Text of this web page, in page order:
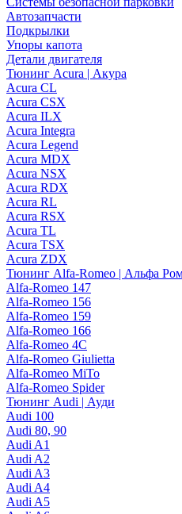
Автозапчасти
Подкрылки
Упоры капота
Детали двигателя
Тюнинг Acura | Акура
Acura CL
Acura CSX
Acura ILX
Acura Integra
Acura Legend
Acura MDX
Acura NSX
Acura RDX
Acura RL
Acura RSX
Acura TL
Acura TSX
Acura ZDX
Тюнинг Alfa-Romeo | Альфа
Alfa-Romeo 147
Alfa-Romeo 156
Alfa-Romeo 159
Alfa-Romeo 166
Alfa-Romeo 4C
Alfa-Romeo Giulietta
Alfa-Romeo MiTo
Alfa-Romeo Spider
Тюнинг Audi | Ауди
Audi 100
Audi 80, 90
Audi A1
Audi A2
Audi A3
Audi A4
Audi A5